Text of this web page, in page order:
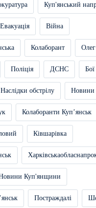
Куп'янський
Евакуація Війна
Колаборант
Поліція ДСНС
Наслідки обстрілу Новини
Колаборанти Купʼянськ
Ківшарівка
Куп'янщини
Постраждалі